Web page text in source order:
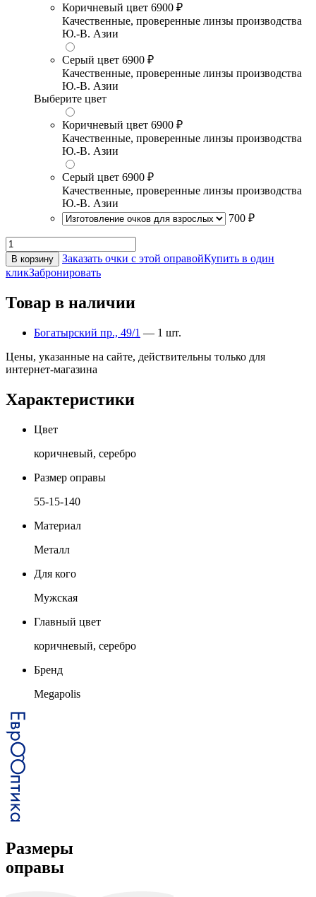
Коричневый цвет 6900 ₽
Качественные, проверенные линзы производства
Ю.-В. Азии
Серый цвет 6900 ₽
Качественные, проверенные линзы производства
Ю.-В. Азии
Выберите цвет
Коричневый цвет 6900 ₽
Качественные, проверенные линзы производства
Ю.-В. Азии
Серый цвет 6900 ₽
Качественные, проверенные линзы производства
Ю.-В. Азии
700 ₽
В корзину Заказать очки с этой оправойКупить в один
кликЗабронировать
Товар в наличии
Богатырский пр., 49/1 — 1 шт.
Цены, указанные на сайте, действительны только для
интернет-магазина
Характеристики
Цвет
коричневый, серебро
Размер оправы
55-15-140
Материал
Металл
Для кого
Мужская
Главный цвет
коричневый, серебро
Бренд
Megapolis
Размеры
оправы